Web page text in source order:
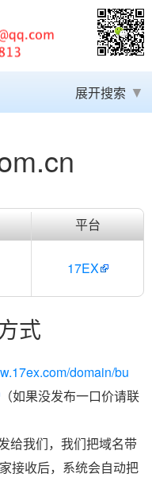
展开搜索
平台
17EX
式
domain/bu
（如果没发布一口价请联
给我们，我们把域名带
接收后，系统会自动把